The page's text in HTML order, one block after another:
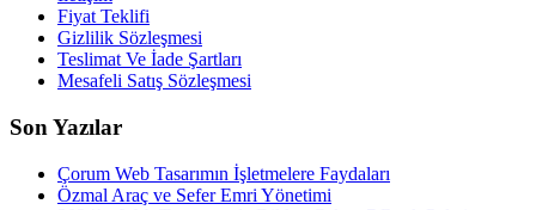
Fiyat Teklifi
Gizlilik Sözleşmesi
Teslimat Ve İade Şartları
Mesafeli Satış Sözleşmesi
Son Yazılar
Çorum Web Tasarımın İşletmelere Faydaları
Özmal Araç ve Sefer Emri Yönetimi